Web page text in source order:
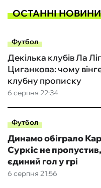
ОСТАННІ НОВИНИ
Футбол
6 серпня 22:34
Декілька клубів Ла
Циганкова: чому
клубну прописку
Футбол
6 серпня 21:56
Динамо обіграло
Суркіс не
єдиний гол у грі